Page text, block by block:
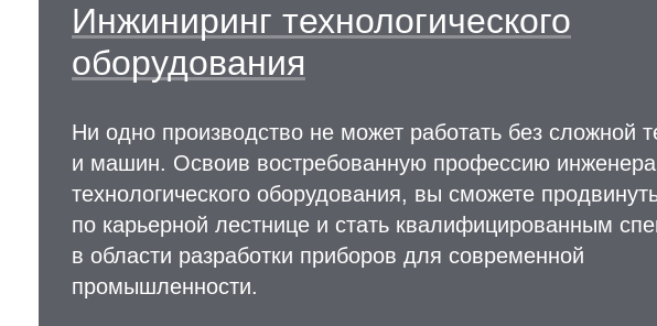
Инжиниринг технологического
оборудования
Ни одно производство не может работать без сложной
и машин. Освоив востребованную профессию инженера
технологического оборудования, вы сможете
по карьерной лестнице и стать квалифицированным
в области разработки приборов для современной
промышленности.